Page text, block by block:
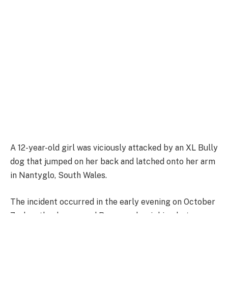
A 12-year-old girl was viciously attacked by an XL Bully
dog that jumped on her back and latched onto her arm
in Nantyglo, South Wales.
The incident occurred in the early evening on October
7 when the dog, named Rocco and weighing between